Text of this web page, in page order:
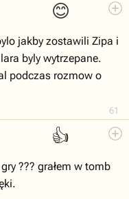
😊
61
jakby zostawili Zipa i
byly wytrzepane.
podczas rozmow o
👍
??? grałem w tomb